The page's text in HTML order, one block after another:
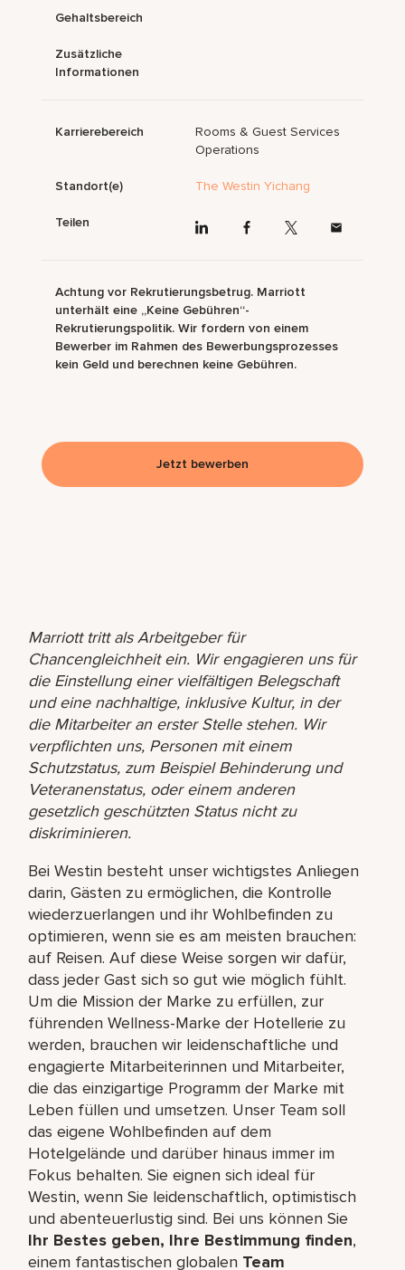
Marriott tritt als Arbeitgeber für
Chancengleichheit ein. Wir engagieren uns für
die Einstellung einer vielfältigen Belegschaft
und eine nachhaltige, inklusive Kultur, in der
die Mitarbeiter an erster Stelle stehen. Wir
verpflichten uns, Personen mit einem
Schutzstatus, zum Beispiel Behinderung und
Veteranenstatus, oder einem anderen
gesetzlich geschützten Status nicht zu
diskriminieren.
Bei Westin besteht unser wichtigstes Anliegen
darin, Gästen zu ermöglichen, die Kontrolle
wiederzuerlangen und ihr Wohlbefinden zu
optimieren, wenn sie es am meisten brauchen:
auf Reisen. Auf diese Weise sorgen wir dafür,
dass jeder Gast sich so gut wie möglich fühlt.
Um die Mission der Marke zu erfüllen, zur
führenden Wellness-Marke der Hotellerie zu
werden, brauchen wir leidenschaftliche und
engagierte Mitarbeiterinnen und Mitarbeiter,
die das einzigartige Programm der Marke mit
Leben füllen und umsetzen. Unser Team soll
das eigene Wohlbefinden auf dem
Hotelgelände und darüber hinaus immer im
Fokus behalten. Sie eignen sich ideal für
Westin, wenn Sie leidenschaftlich, optimistisch
und abenteuerlustig sind. Bei uns können Sie
Ihr Bestes geben, Ihre Bestimmung finden,
einem fantastischen globalen Team
Gehaltsbereich
Zusätzliche
Informationen
Karrierebereich
Rooms & Guest Services
Operations
Standort(e) The Westin Yichang
Teilen
Achtung vor Rekrutierungsbetrug. Marriott
unterhält eine „Keine Gebühren“-
Rekrutierungspolitik. Wir fordern von einem
Bewerber im Rahmen des Bewerbungsprozesses
kein Geld und berechnen keine Gebühren.
Jetzt bewerben